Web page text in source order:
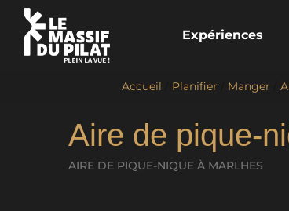
Expériences
Accueil Planifier Manger
Aire de pique-
AIRE DE PIQUE-NIQUE À MARLHES